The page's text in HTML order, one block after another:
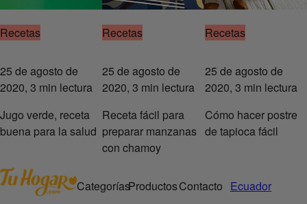
Recetas
25 de agosto de
2020, 3 min lectura
Jugo verde, receta
buena para la salud
Recetas
25 de agosto de
2020, 3 min lectura
Receta fácil para
preparar manzanas
con chamoy
Recetas
25 de agosto de
2020, 3 min lectura
Cómo hacer postre
de tapioca fácil
CategoríasProductosContacto Ecuador